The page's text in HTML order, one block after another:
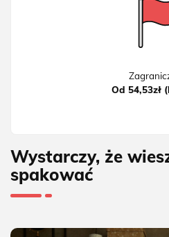
Od 54,53zł
Wystarczy, że
spakować